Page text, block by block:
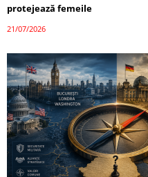
protejează femeile
21/07/2026